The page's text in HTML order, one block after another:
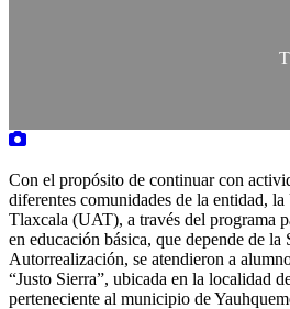
Con el propósito de continuar con
diferentes comunidades de la entidad,
Tlaxcala (UAT), a través del programa
en educación básica, que depende de la
Autorrealización, se atendieron a
“Justo Sierra”, ubicada en la localidad
perteneciente al municipio de